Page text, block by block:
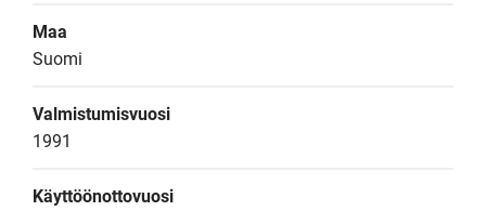
Maa
Suomi
Valmistumisvuosi
1991
Käyttöönottovuosi